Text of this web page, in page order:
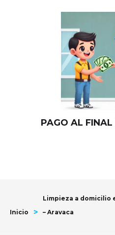
PAGO AL FINAL
Inicio >
Limpieza a domicilio
– Aravaca